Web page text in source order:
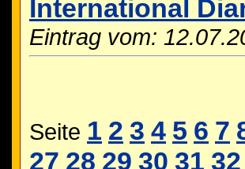
International
Eintrag vom:
Seite 1 2 3 4 5 6 7
27 28 29 30 31 32